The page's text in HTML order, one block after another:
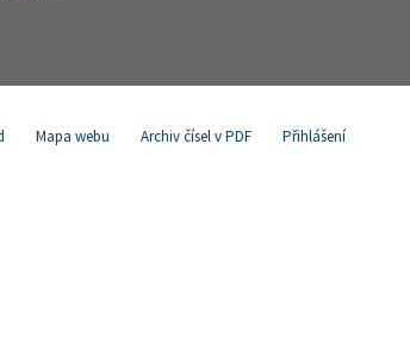
Mapa webu Archiv čísel v PDF Přihlášení